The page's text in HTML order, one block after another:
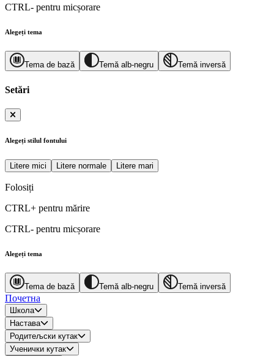
CTRL- pentru micșorare
Alegeți tema
Tema de bază Temă alb-negru Temă inversă
Setări
Alegeți stilul fontului
Litere mici Litere normale Litere mari
Folosiți
CTRL+ pentru mărire
CTRL- pentru micșorare
Alegeți tema
Tema de bază Temă alb-negru Temă inversă
Почетна
Школа
Настава
Родитељски кутак
Ученички кутак